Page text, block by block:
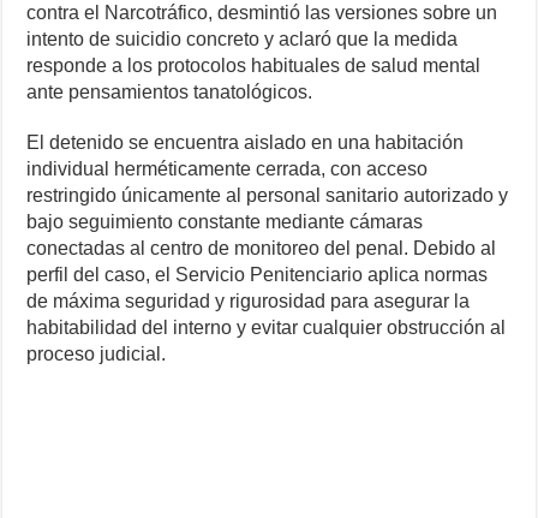
contra el Narcotráfico, desmintió las versiones sobre un
intento de suicidio concreto y aclaró que la medida
responde a los protocolos habituales de salud mental
ante pensamientos tanatológicos.
El detenido se encuentra aislado en una habitación
individual herméticamente cerrada, con acceso
restringido únicamente al personal sanitario autorizado y
bajo seguimiento constante mediante cámaras
conectadas al centro de monitoreo del penal. Debido al
perfil del caso, el Servicio Penitenciario aplica normas
de máxima seguridad y rigurosidad para asegurar la
habitabilidad del interno y evitar cualquier obstrucción al
proceso judicial.